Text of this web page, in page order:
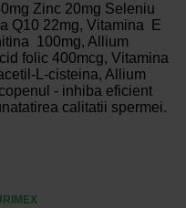
Zinc 20mg Seleniu
Q10 22mg, Vitamina E
100mg, Allium
folic 400mcg, Vitamina
L-cisteina, Allium
- inhiba eficient
calitatii spermei.